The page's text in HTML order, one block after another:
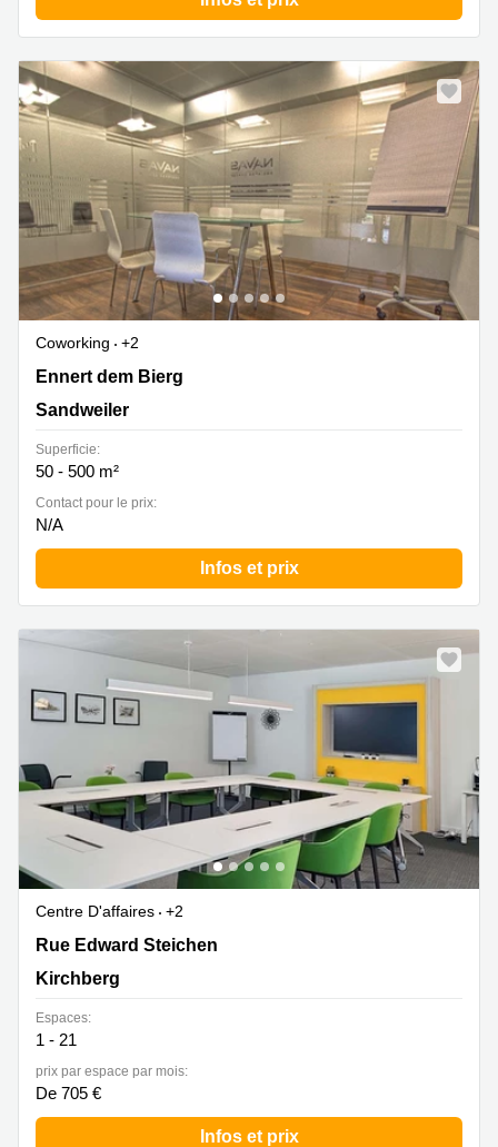
Coworking
+2
2b Ennert dem Bierg, Sandweiler
Ennert dem Bierg
Sandweiler
Superficie:
50 - 500 m²
Contact pour le prix:
N/A
Infos et prix
Centre D'affaires
+2
2 Rue Edward Steichen,1<sup>er</sup> étage de
l‘immeuble Oksigen, Kirchberg
Rue Edward Steichen
Kirchberg
Espaces:
1 - 21
prix par espace par mois:
De 705 €
Infos et prix